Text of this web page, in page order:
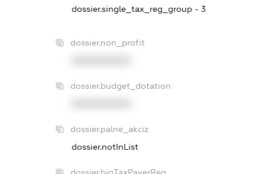
dossier.single_tax_reg_group - 3
dossier.non_profit
dossier.budget_dotation
dossier.palne_akciz
dossier.notInList